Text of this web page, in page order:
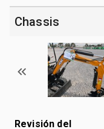
Chassis
Revisión del